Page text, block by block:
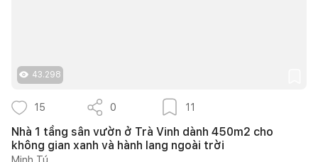
43.298
15 0 11
Nhà 1 tầng sân vườn ở Trà Vinh dành 450m2 cho
không gian xanh và hành lang ngoài trời